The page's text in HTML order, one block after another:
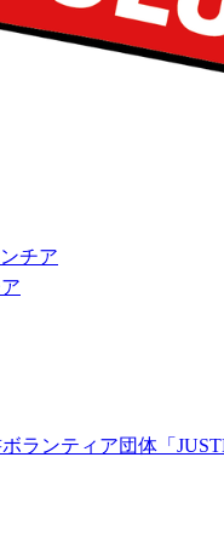
チア
ボランティア団体「